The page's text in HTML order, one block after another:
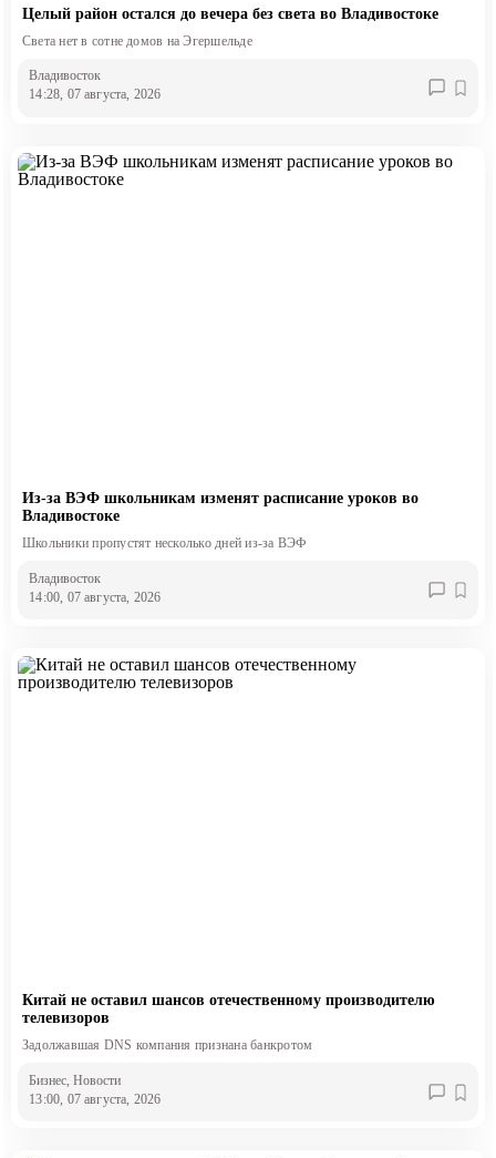
Целый район остался до вечера без света во Владивостоке
Света нет в сотне домов на Эгершельде
Владивосток
14:28, 07 августа, 2026
Из-за ВЭФ школьникам изменят расписание уроков во
Владивостоке
Школьники пропустят несколько дней из-за ВЭФ
Владивосток
14:00, 07 августа, 2026
Китай не оставил шансов отечественному производителю
телевизоров
Задолжавшая DNS компания признана банкротом
Бизнес , Новости
13:00, 07 августа, 2026